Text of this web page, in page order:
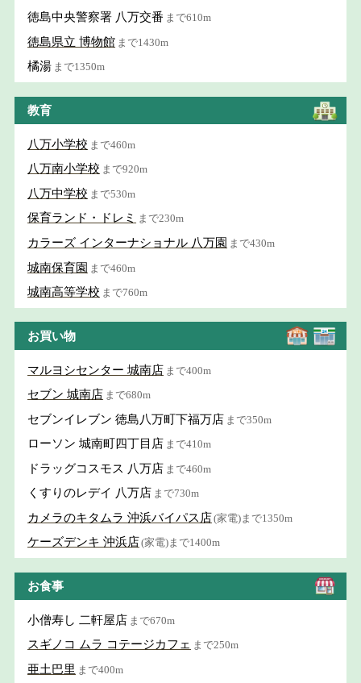
徳島中央警察署 八万交番 まで610m
徳島県立 博物館 まで1430m
橘湯 まで1350m
教育
八万小学校 まで460m
八万南小学校 まで920m
八万中学校 まで530m
保育ランド・ドレミ まで230m
カラーズ インターナショナル 八万園 まで430m
城南保育園 まで460m
城南高等学校 まで760m
お買い物
マルヨシセンター 城南店 まで400m
セブン 城南店 まで680m
セブンイレブン 徳島八万町下福万店 まで350m
ローソン 城南町四丁目店 まで410m
ドラッグコスモス 八万店 まで460m
くすりのレデイ 八万店 まで730m
カメラのキタムラ 沖浜バイパス店(家電)まで1350m
ケーズデンキ 沖浜店(家電)まで1400m
お食事
小僧寿し 二軒屋店 まで670m
スギノコ ムラ コテージカフェ まで250m
亜土巴里 まで400m